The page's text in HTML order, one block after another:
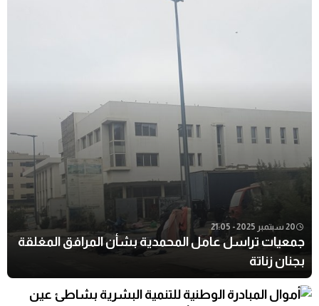
20 سبتمبر 2025 - 21:05
جمعيات تراسل عامل المحمدية بشأن المرافق المغلقة
بجنان زناتة